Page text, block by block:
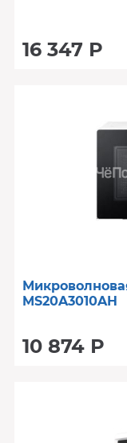
16 347 Р
MS20A3010AH
10 874 Р